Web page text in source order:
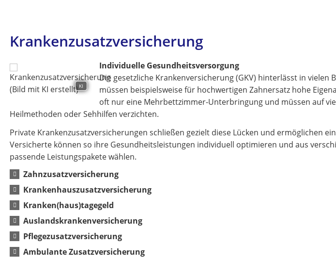
Krankenzusatzversicherung
KI
Individuelle Gesundheitsversorgung
Die gesetzliche Krankenversicherung (GKV) hinterlässt in vielen
müssen beispielsweise für hochwertigen Zahnersatz hohe
oft nur eine Mehrbettzimmer-Unterbringung und müssen auf
Heilmethoden oder Sehhilfen verzichten.
Private Krankenzusatzversicherungen schließen gezielt diese Lücken und ermöglichen
Versicherte können so ihre Gesundheitsleistungen individuell optimieren und aus
passende Leistungspakete wählen.
Zahnzusatzversicherung
Krankenhauszusatzversicherung
Kranken(haus)tagegeld
Auslandskrankenversicherung
Pflegezusatzversicherung
Ambulante Zusatzversicherung